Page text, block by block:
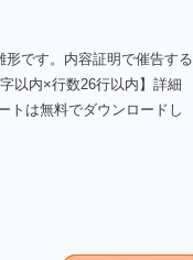
です。内容証明で催告する
以内×行数26行以内】詳細
トは無料でダウンロードし